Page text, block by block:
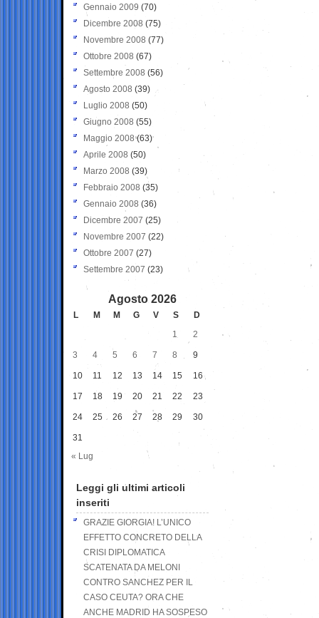
Gennaio 2009 (70)
Dicembre 2008 (75)
Novembre 2008 (77)
Ottobre 2008 (67)
Settembre 2008 (56)
Agosto 2008 (39)
Luglio 2008 (50)
Giugno 2008 (55)
Maggio 2008(63)
Aprile 2008 (50)
Marzo 2008 (39)
Febbraio 2008 (35)
Gennaio 2008 (36)
Dicembre 2007 (25)
Novembre 2007 (22)
Ottobre 2007 (27)
Settembre 2007 (23)
Agosto 2026
L M M G V S
D
1
2
3 4 5 6 7 8 9
10 11 12 13 14 15 16
17 18 19 20 21 22 23
24 25 26 27 28 29 30
31
« Lug
Leggi gli ultimi articoli
inseriti
GRAZIE GIORGIA! L’UNICO
EFFETTO CONCRETO DELLA
CRISI DIPLOMATICA
SCATENATA DA MELONI
CONTRO SANCHEZ PER IL
CASO CEUTA? ORA CHE
ANCHE MADRID HA SOSPESO